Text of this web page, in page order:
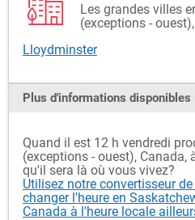
Les grandes villes
(exceptions -
Lloydminster
Plus d'informations disponibles
Quand il est 12 h vendredi
(exceptions - ouest), Canada,
qu'il sera là où vous vivez?
Utilisez notre convertisseur
changer l'heure en
Canada à l'heure locale